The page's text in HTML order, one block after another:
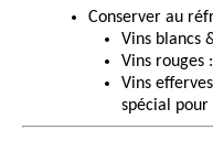
Conserver au
Vins blancs
Vins rouges
Vins
spécial pour